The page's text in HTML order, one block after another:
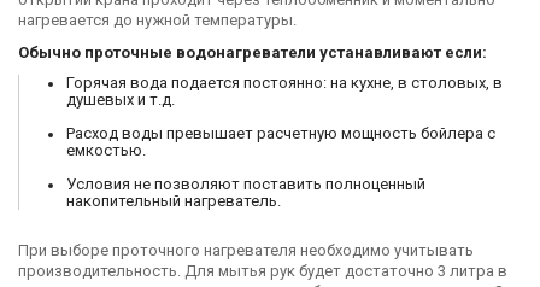
нагревается до нужной температуры.
Обычно проточные водонагреватели устанавливают если:
Горячая вода подается постоянно: на кухне, в столовых, в
душевых и т.д.
Расход воды превышает расчетную мощность бойлера с
емкостью.
Условия не позволяют поставить полноценный
накопительный нагреватель.
При выборе проточного нагревателя необходимо учитывать
производительность. Для мытья рук будет достаточно 3 литра в